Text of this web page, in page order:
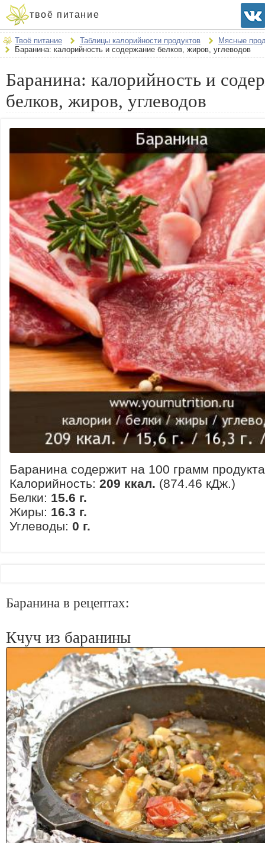
твоё питание
Твоё питание Таблицы калорийности продуктов
Мясные
Баранина: калорийность и содержание белков, жиров, углеводов
Баранина: калорийность и
белков, жиров, углеводов
Баранина содержит на 100 грамм
Калорийность: 209 ккал. (874.46 кДж.)
Белки: 15.6 г.
Жиры: 16.3 г.
Углеводы: 0 г.
Баранина в рецептах:
Кчуч из баранины